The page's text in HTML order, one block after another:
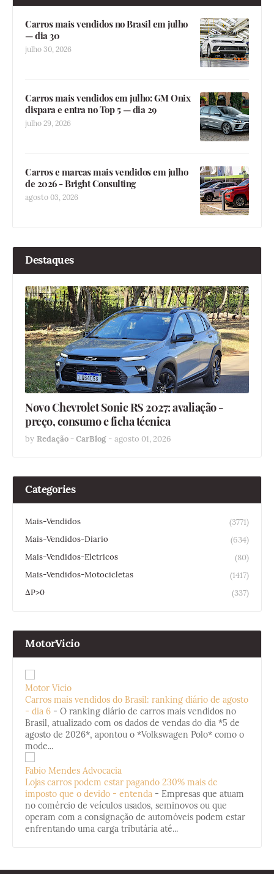
Carros mais vendidos no Brasil em julho
— dia 30
julho 30, 2026
Carros mais vendidos em julho: GM Onix
dispara e entra no Top 5 — dia 29
julho 29, 2026
Carros e marcas mais vendidos em julho
de 2026 - Bright Consulting
agosto 03, 2026
Destaques
Novo Chevrolet Sonic RS 2027: avaliação -
preço, consumo e ficha técnica
by Redação - CarBlog - agosto 01, 2026
Categories
Mais-Vendidos
(3771)
Mais-Vendidos-Diario
(634)
Mais-Vendidos-Eletricos
(80)
Mais-Vendidos-Motocicletas
(1417)
ΔP>0
(337)
MotorVicio
Motor Vício
Carros mais vendidos do Brasil: ranking diário de agosto
- dia 6 - O ranking diário de carros mais vendidos no
Brasil, atualizado com os dados de vendas do dia *5 de
agosto de 2026*, apontou o *Volkswagen Polo* como o
mode...
Fabio Mendes Advocacia
Lojas carros podem estar pagando 230% mais de
imposto que o devido - entenda - Empresas que atuam
no comércio de veículos usados, seminovos ou que
operam com a consignação de automóveis podem estar
enfrentando uma carga tributária até...